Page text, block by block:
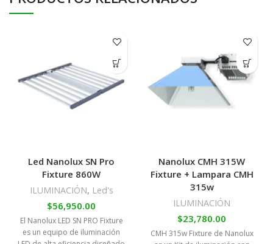
Led Nanolux SN Pro
Fixture 860W
ILUMINACIÓN, Led's
$56,950.00
El Nanolux LED SN PRO Fixture
es un equipo de iluminación
Nanolux CMH 315W
Fixture + Lampara CMH
315w
ILUMINACIÓN
$23,780.00
CMH 315w Fixture de Nanolux